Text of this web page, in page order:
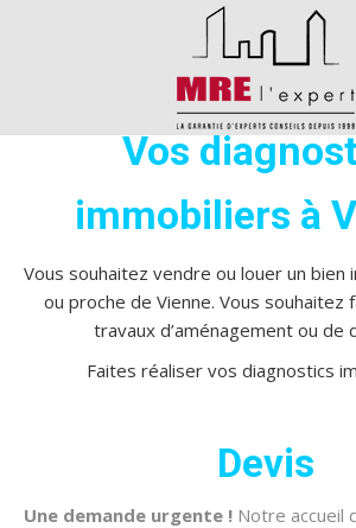
Vos
immobiliers à
Vous souhaitez vendre ou louer un bien
ou proche de Vienne. Vous souhaitez
travaux d’aménagement ou de
Faites réaliser vos diagnostics
Devis
Une demande urgente ! Notre accueil